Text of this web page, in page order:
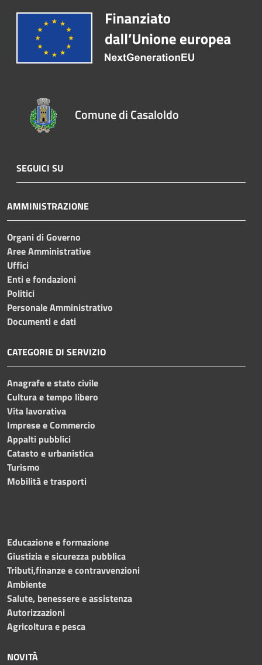
Comune di Casaloldo
SEGUICI SU
AMMINISTRAZIONE
Organi di Governo
Aree Amministrative
Uffici
Enti e fondazioni
Politici
Personale Amministrativo
Documenti e dati
CATEGORIE DI SERVIZIO
Anagrafe e stato civile
Cultura e tempo libero
Vita lavorativa
Imprese e Commercio
Appalti pubblici
Catasto e urbanistica
Turismo
Mobilità e trasporti
Educazione e formazione
Giustizia e sicurezza pubblica
Tributi,finanze e contravvenzioni
Ambiente
Salute, benessere e assistenza
Autorizzazioni
Agricoltura e pesca
NOVITÀ